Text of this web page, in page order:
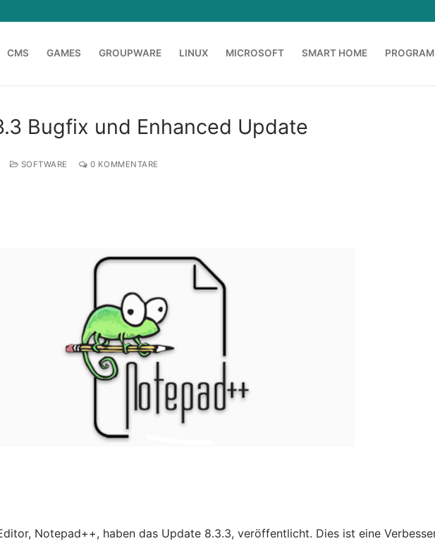
CMS GAMES GROUPWARE LINUX MICROSOFT SMART HOME
Bugfix und Enhanced Update
SOFTWARE 0 KOMMENTARE
Notepad++, haben das Update 8.3.3, veröffentlicht. Dies ist eine